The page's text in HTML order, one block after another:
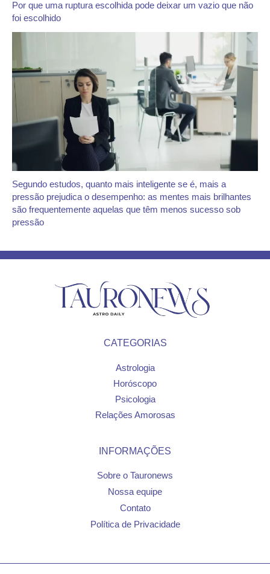
Por que uma ruptura escolhida pode deixar um vazio que não
foi escolhido
Segundo estudos, quanto mais inteligente se é, mais a
pressão prejudica o desempenho: as mentes mais brilhantes
são frequentemente aquelas que têm menos sucesso sob
pressão
CATEGORIAS
Astrologia
Horóscopo
Psicologia
Relações Amorosas
INFORMAÇÕES
Sobre o Tauronews
Nossa equipe
Contato
Política de Privacidade